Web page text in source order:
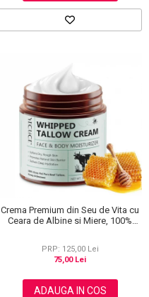
Crema Premium din Seu de Vita cu
Ceara de Albine si Miere, 100%
PRP: 125,00 Lei
75,00 Lei
ADAUGA IN COS